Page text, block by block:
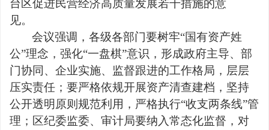
台区促进民营经济高质量发展若干措施的意
见。
会议强调，各级各部门要树牢“国有资产姓
公”理念，强化“一盘棋”意识，形成政府主导、部
门协同、企业实施、监督跟进的工作格局，层层
压实责任；要严格依规开展资产清查建档，坚持
公开透明原则规范利用，严格执行“收支两条线”管
理；区纪委监委、审计局要纳入常态化监督，对